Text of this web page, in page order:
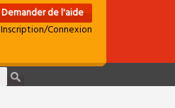
Demander de l'aide
Connexion